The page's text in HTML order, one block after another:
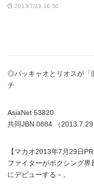
2013/7/29 16:50
◎パッキャオとリオスが
チ
AsiaNet 53820
共同JBN 0884 （2013.7.29
【マカオ2013年7月29日
ファイターがボクシング
にデビューする－。